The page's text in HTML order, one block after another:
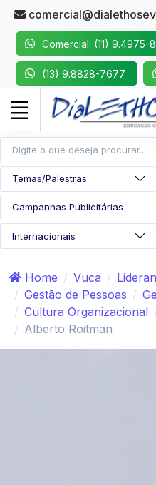
Comercial: (11) 9.4975-
(13) 9.8828-7677
Home Vuca
Gestão de Pessoas
Cultura Organizacional
Alberto Roitman